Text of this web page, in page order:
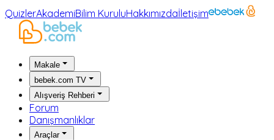
QuizlerAkademiBilim KuruluHakkımızdaİletişim
Makale
bebek.com TV
Alışveriş Rehberi
Forum
Danışmanlıklar
Araçlar